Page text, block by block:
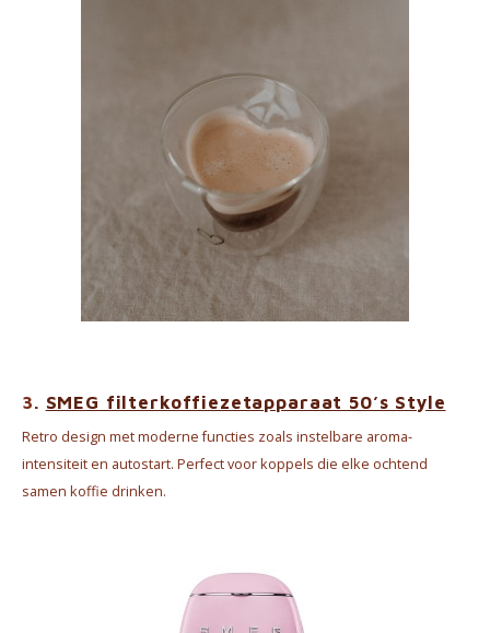
3. SMEG filterkoffiezetapparaat 50’s Style
Retro design met moderne functies zoals instelbare aroma-
intensiteit en autostart. Perfect voor koppels die elke ochtend
samen koffie drinken.